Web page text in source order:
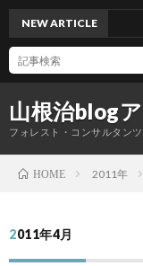
山根治blog
フォレスト・コンサルタンツ
NEW ARTICLE
HOME 2011年
2011年4月